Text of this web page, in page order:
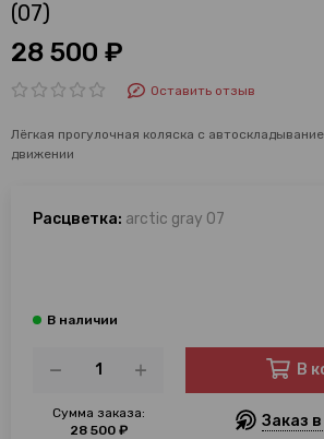
(07)
28 500 ₽
Оставить отзыв
Лёгкая прогулочная коляска с
движении
Расцветка: arctic gray 07
Сумма заказа:
28 500 ₽
В
Заказ